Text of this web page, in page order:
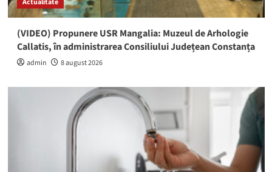
(VIDEO) Propunere USR Mangalia: Muzeul de Arhologie
Callatis, în administrarea Consiliului Județean Constanța
admin 8 august 2026